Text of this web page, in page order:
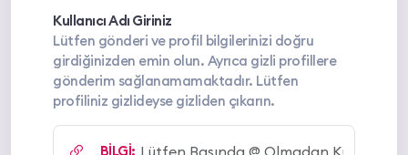
Kullanıcı Adı Giriniz
Lütfen gönderi ve profil bilgilerinizi doğru
girdiğinizden emin olun. Ayrıca gizli profillere
gönderim sağlanamamaktadır. Lütfen
profiliniz gizlideyse gizliden çıkarın.
BİLGİ: